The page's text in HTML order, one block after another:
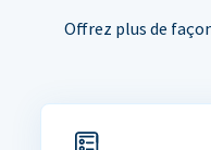
Offrez plus de